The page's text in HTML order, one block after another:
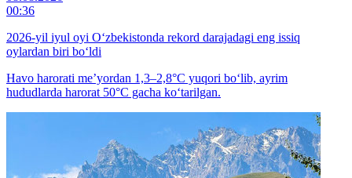
00:36
2026-yil iyul oyi O‘zbekistonda rekord darajadagi eng issiq
oylardan biri bo‘ldi
Havo harorati me’yordan 1,3–2,8°C yuqori bo‘lib, ayrim
hududlarda harorat 50°C gacha ko‘tarilgan.